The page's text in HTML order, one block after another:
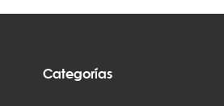
Categorías